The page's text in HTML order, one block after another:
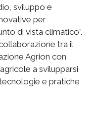
sviluppo e
per
di vista climatico”.
tra il
Agrion con
a svilupparsi
e pratiche